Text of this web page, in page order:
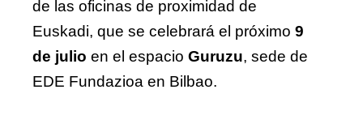
de las oficinas de proximidad de
Euskadi, que se celebrará el próximo 9
de julio en el espacio Guruzu, sede de
EDE Fundazioa en Bilbao.